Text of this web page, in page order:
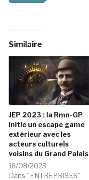
Similaire
JEP 2023 : la Rmn-GP
initie un escape game
extérieur avec les
acteurs culturels
voisins du Grand Palais
18/08/2023
Dans "ENTREPRISES"